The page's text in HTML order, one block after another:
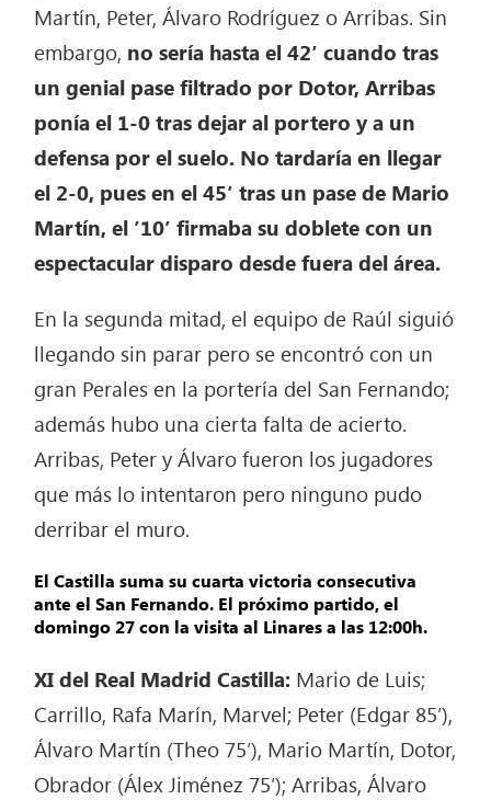
Martín, Peter, Álvaro Rodríguez o Arribas. Sin
embargo, no sería hasta el 42′ cuando tras
un genial pase filtrado por Dotor, Arribas
ponía el 1-0 tras dejar al portero y a un
defensa por el suelo. No tardaría en llegar
el 2-0, pues en el 45′ tras un pase de Mario
Martín, el ’10’ firmaba su doblete con un
espectacular disparo desde fuera del área.
En la segunda mitad, el equipo de Raúl siguió
llegando sin parar pero se encontró con un
gran Perales en la portería del San Fernando;
además hubo una cierta falta de acierto.
Arribas, Peter y Álvaro fueron los jugadores
que más lo intentaron pero ninguno pudo
derribar el muro.
El Castilla suma su cuarta victoria consecutiva
ante el San Fernando. El próximo partido, el
domingo 27 con la visita al Linares a las 12:00h.
XI del Real Madrid Castilla: Mario de Luis;
Carrillo, Rafa Marín, Marvel; Peter (Edgar 85′),
Álvaro Martín (Theo 75′), Mario Martín, Dotor,
Obrador (Álex Jiménez 75′); Arribas, Álvaro